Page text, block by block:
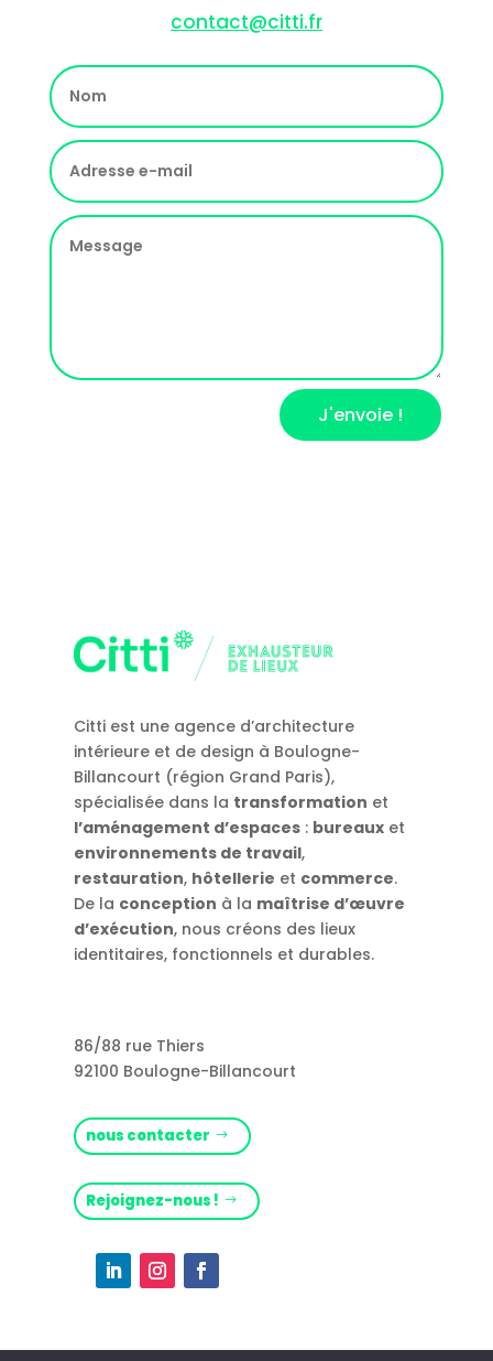
contact@citti.fr
J'envoie !
Citti est une agence d’architecture
intérieure et de design à Boulogne-
Billancourt (région Grand Paris),
spécialisée dans la transformation et
l’aménagement d’espaces : bureaux et
environnements de travail,
restauration, hôtellerie et commerce.
De la conception à la maîtrise d’œuvre
d’exécution, nous créons des lieux
identitaires, fonctionnels et durables.
86/88 rue Thiers
92100 Boulogne-Billancourt
nous contacter
Rejoignez-nous !